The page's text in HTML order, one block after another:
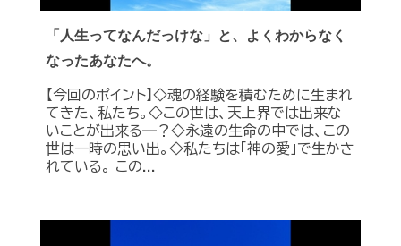
「人生ってなんだっけな」と、よくわからなく
なったあなたへ。
【今回のポイント】◇魂の経験を積むために生まれ
てきた、私たち。◇この世は、天上界では出来な
いことが出来る―？◇永遠の生命の中では、この
世は一時の思い出。◇私たちは「神の愛」で生かさ
れている。 この...